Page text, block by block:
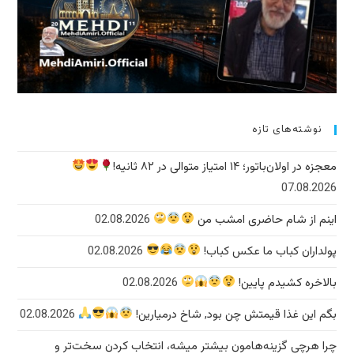
نوشته‌های تازه
معجزه در اولان‌باتور؛ ۱۴ امتیاز متوالی در ۸۲ ثانیه!
07.08.2026
اینم از شام حاضری امشب من
02.08.2026
پولداران کباب ما عکس کباب!
02.08.2026
بالاخره کشیدم پایین!
02.08.2026
بگم این غذا قیمتش چن بود, شاخ درمیارین!
02.08.2026
چرا هرچی گزینه‌هامون بیشتر میشه، انتخاب کردن سخت‌تر و